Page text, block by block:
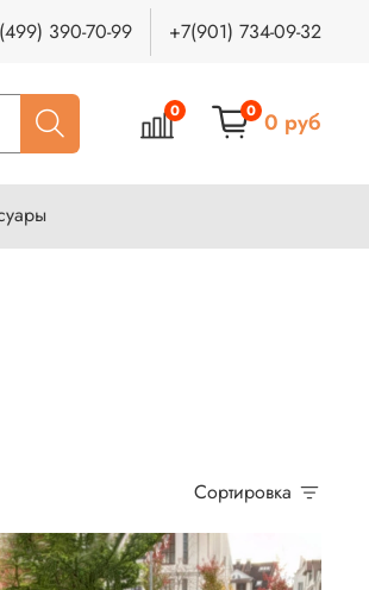
390-70-99 +7(901) 734-09-32
0 0 0 руб
Сортировка